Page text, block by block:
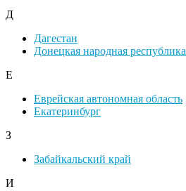
Д
Дагестан
Донецкая народная республика
Е
Еврейская автономная область
Екатеринбург
З
Забайкальский край
И